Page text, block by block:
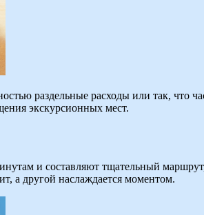
раздельные расходы или так, что
экскурсионных мест.
и составляют тщательный
а другой наслаждается моментом.